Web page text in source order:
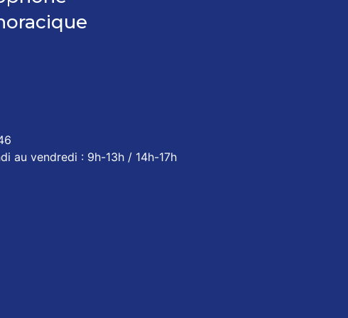
au vendredi : 9h-13h / 14h-17h